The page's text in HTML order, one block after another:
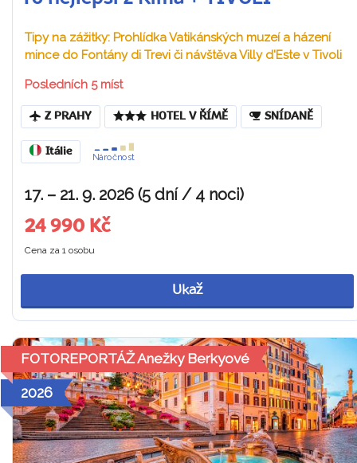
Tipy na zážitky: Prohlídka Vatikánských muzeí a házení
mince do Fontány di Trevi či návštěva Villy d'Este v Tivoli
Posledních 5 míst
Z PRAHY HOTEL V ŘÍMĚ SNÍDANĚ
Itálie
Náročnost
17. – 21. 9. 2026 (5 dní / 4 noci)
24 990 Kč
Cena za 1 osobu
Ukaž
FOTOREPORTÁŽ Anežky Berkyové
2026